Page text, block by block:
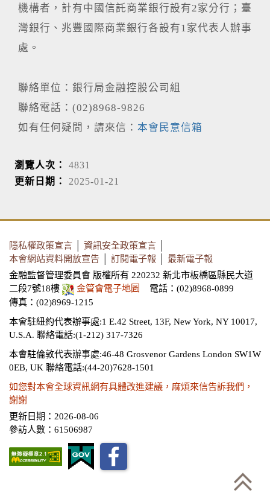
機構者，計有中國信託商業銀行設有2家分行；臺
灣銀行、兆豐國際商業銀行各設有1家代表人辦事
處。
聯絡單位：銀行局金融控股公司組
聯絡電話：(02)8968-9826
如有任何疑問，請來信： 本會民意信箱
瀏覽人次： 4831
更新日期： 2025-01-21
隱私權政策宣言 資訊安全政策宣言
本會網站資料開放宣告
訂閱電子報
最新電子報
金融監督管理委員會 版權所有 220232 新北市板橋區縣民大道
二段7號18樓
金管會電子地圖
電話：(02)8968-0899
傳真：(02)8969-1215
本會駐紐約代表辦事處:1 E.42 Street, 13F, New York, NY 10017,
U.S.A. 聯絡電話:(1-212) 317-7326
本會駐倫敦代表辦事處:46-48 Grosvenor Gardens London SW1W
0EB, UK 聯絡電話:(44-20)7628-1501
如您對本會全球資訊網有具體改進建議，麻煩來信告訴我們，
謝謝
更新日期：2026-08-06
參訪人數：61506987